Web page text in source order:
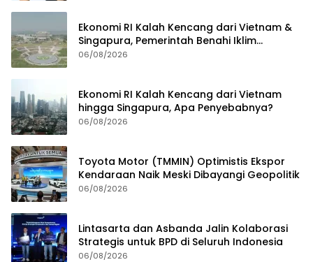
Ekonomi RI Kalah Kencang dari Vietnam &
Singapura, Pemerintah Benahi Iklim
Investasi
06/08/2026
Ekonomi RI Kalah Kencang dari Vietnam
hingga Singapura, Apa Penyebabnya?
06/08/2026
Toyota Motor (TMMIN) Optimistis Ekspor
Kendaraan Naik Meski Dibayangi Geopolitik
06/08/2026
Lintasarta dan Asbanda Jalin Kolaborasi
Strategis untuk BPD di Seluruh Indonesia
06/08/2026